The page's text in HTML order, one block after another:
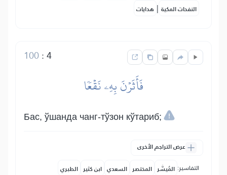
النفحات المكية | هدايات
4
:
100
فَأَثَرۡنَ بِهِۦ نَقۡعٗا
Бас, ўшанда чанг-тўзон кўтариб;
عرض التراجم الأخرى
التفاسير: المُيسَّر المختصر السعدي ابن كثير الطبري